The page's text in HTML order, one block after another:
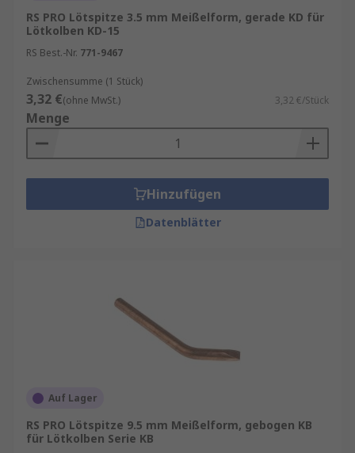
RS PRO Lötspitze 3.5 mm Meißelform, gerade KD für
Lötkolben KD-15
RS Best.-Nr. 771-9467
Zwischensumme (1 Stück)
3,32 €(ohne MwSt.) 3,32 €/Stück
Menge
Hinzufügen
Datenblätter
Auf Lager
RS PRO Lötspitze 9.5 mm Meißelform, gebogen KB
für Lötkolben Serie KB